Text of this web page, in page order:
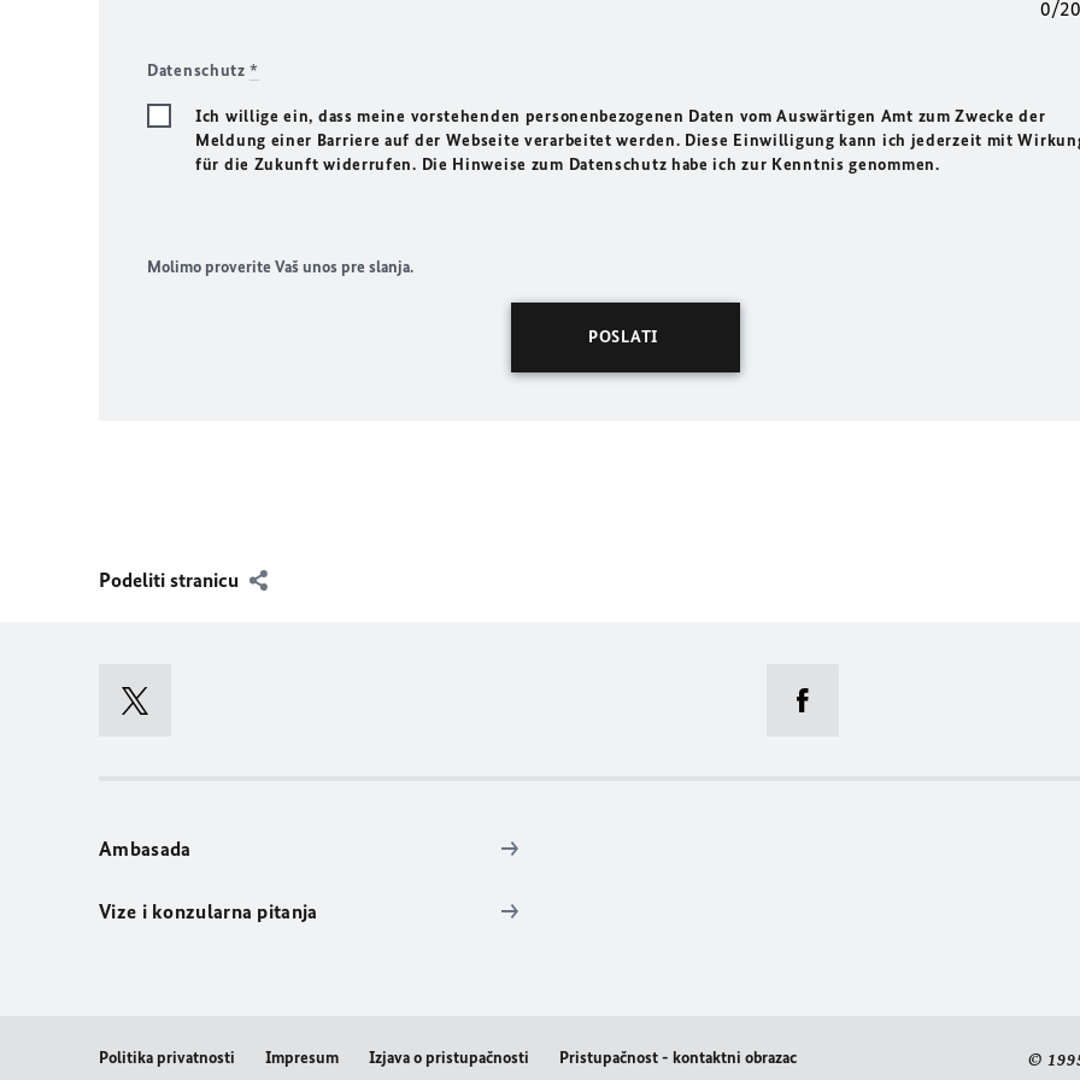
0/
Datenschutz*
Ich willige ein, dass meine vorstehenden personenbezogenen Daten vom Auswärtigen Amt zum Zwecke der
Meldung einer Barriere auf der Webseite verarbeitet werden. Diese Einwilligung kann ich jederzeit mit
für die Zukunft widerrufen. Die Hinweise zum Datenschutz habe ich zur Kenntnis genommen.
Molimo proverite Vaš unos pre slanja.
Podeliti stranicu
Ambasada
Vize i konzularna pitanja
Politika privatnosti Impresum Izjava o pristupačnosti Pristupačnost - kontaktni obrazac ©